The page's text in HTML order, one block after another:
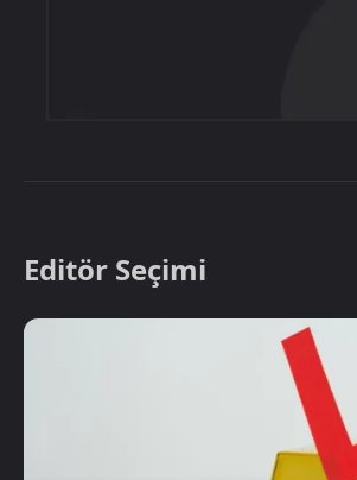
Editör Seçimi